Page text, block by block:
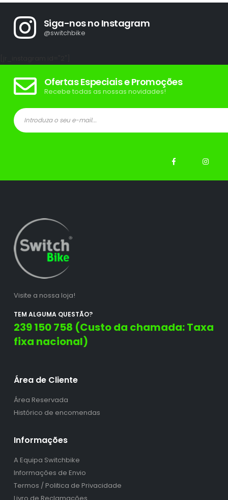
Siga-nos no Instagram
@switchbike
Ofertas Especiais e Promoções
Recebe todas as nossas novidades!
Visite a nossa loja!
TEM ALGUMA QUESTÃO?
239 150 758 (Custo da chamada: Taxa
fixa nacional)
Área de Cliente
Área Reservada
Histórico de encomendas
Informações
A Equipa Switchbike
Informações de Envio
Termos / Politica de Privacidade